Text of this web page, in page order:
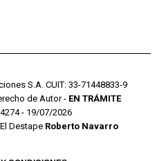
S.A. CUIT: 33-71448833-9
de Autor - EN TRÁMITE
- 19/07/2026
Destape Roberto Navarro